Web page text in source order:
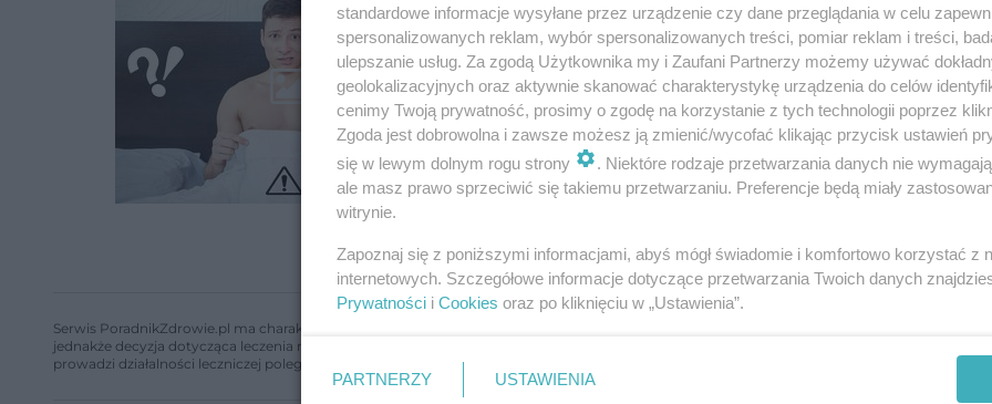
co powinieneś wiedzieć o wzwodzie
Pierwszy raz chłopaka jest dla niego zwykle bardzo stresujący.
Jeśli jednak przeżywa go z dziewczyną, którą darzy uczuciem,,
wszystko staje się łatwiejsze. A jeśli pozna swoją fizjologię, zyska
na pe…
dodano 14-2-2013
Serwis PoradnikZdrowie.pl ma charakter edukacyjny, nie stanowi i nie zastępuje porady lekarskiej. Redakcja serwisu dokłada wszelkich
jednakże decyzja dotycząca leczenia należy do lekarza. Redakcja i wydawca serwisu nie ponoszą odpowiedzialności wynikającej z
prowadzi działalności leczniczej polegającej na udzielaniu świadczeń zdrowotnych w rozumieniu art. 3 ust 1 ustawy o działalności leczniczej.
standardowe informacje wysyłane przez urządzenie czy dane przeglądania w celu
spersonalizowanych reklam, wybór spersonalizowanych treści, pomiar reklam i treści,
ulepszanie usług. Za zgodą Użytkownika my i Zaufani Partnerzy możemy używać
geolokalizacyjnych oraz aktywnie skanować charakterystykę urządzenia do celów
cenimy Twoją prywatność, prosimy o zgodę na korzystanie z tych technologii poprzez
Zgoda jest dobrowolna i zawsze możesz ją zmienić/wycofać klikając przycisk ustawień
się w lewym dolnym rogu strony
. Niektóre rodzaje przetwarzania danych nie
ale masz prawo sprzeciwić się takiemu przetwarzaniu. Preferencje będą miały
witrynie.
Zapoznaj się z poniższymi informacjami, abyś mógł świadomie i komfortowo korzystać z
internetowych. Szczegółowe informacje dotyczące przetwarzania Twoich danych
Prywatności i Cookies oraz po kliknięciu w „Ustawienia”.
PARTNERZY USTAWIENIA